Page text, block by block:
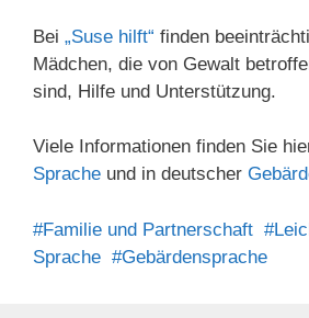
Bei „Suse hilft“ finden
Mädchen, die von Gewalt
sind, Hilfe und Unterstützung.
Viele Informationen finden Sie
Sprache und in deutscher
#Familie und Partnerschaft
Sprache #Gebärdensprache